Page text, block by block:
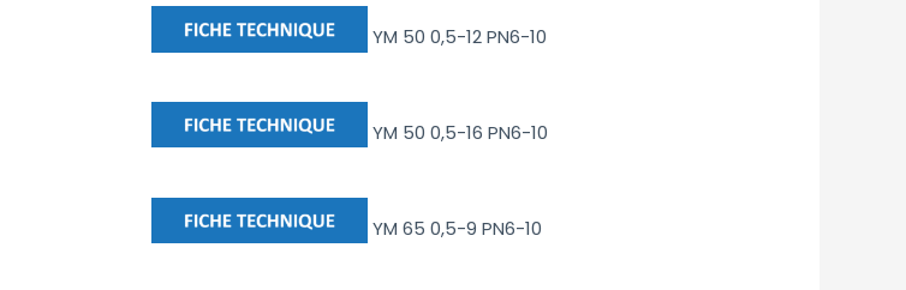
YM 50 0,5-12 PN6-10
YM 50 0,5-16 PN6-10
YM 65 0,5-9 PN6-10